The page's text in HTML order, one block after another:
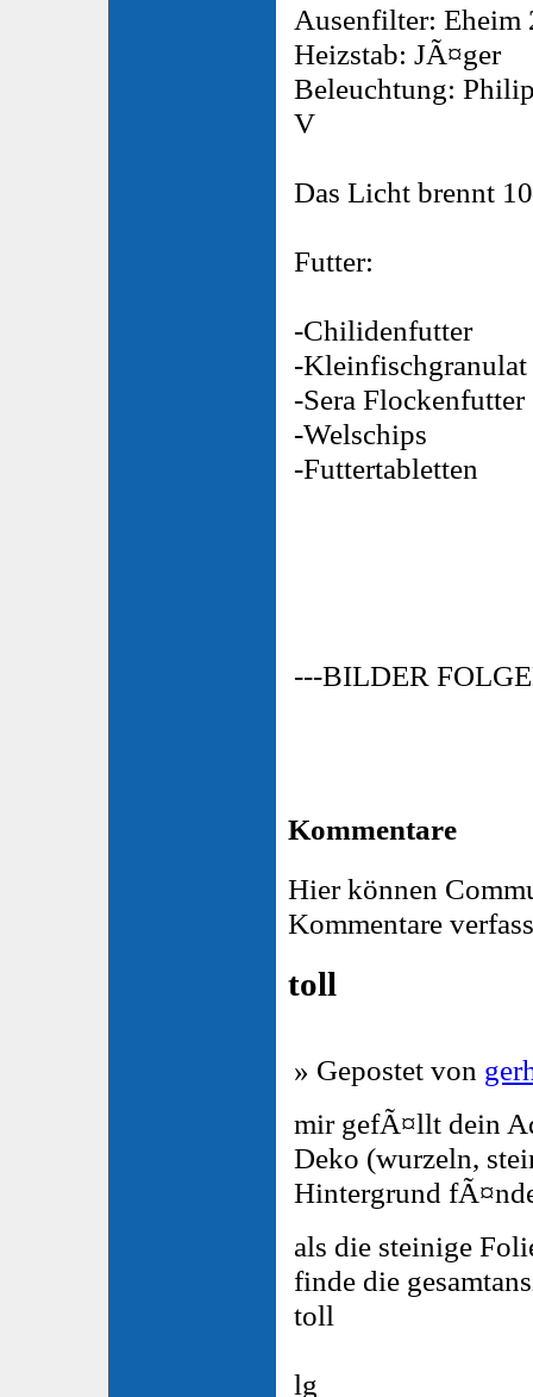
Ausenfilter: Eheim
Heizstab: JÃ¤ger
Beleuchtung:
V
Das Licht brennt
Futter:
-Chilidenfutter
-Kleinfischgranulat
-Sera Flockenfutter
-Welschips
-Futtertabletten
---BILDER
Kommentare
Hier können
Kommentare
toll
» Gepostet von
mir gefÃ¤llt dein
Deko (wurzeln,
Hintergrund
als die steinige
finde die
toll
lg